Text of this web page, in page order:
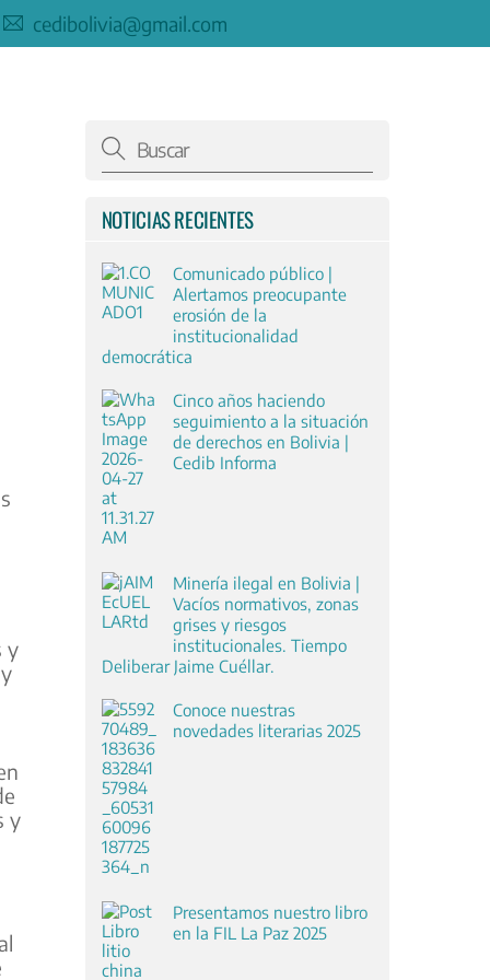
cedibolivia@gmail.com
y
y
NOTICIAS RECIENTES
Comunicado público |
Alertamos preocupante
erosión de la
institucionalidad
democrática
Cinco años haciendo
seguimiento a la situación
de derechos en Bolivia |
Cedib Informa
Minería ilegal en Bolivia |
Vacíos normativos, zonas
grises y riesgos
institucionales. Tiempo
Deliberar Jaime Cuéllar.
Conoce nuestras
novedades literarias 2025
Presentamos nuestro libro
en la FIL La Paz 2025